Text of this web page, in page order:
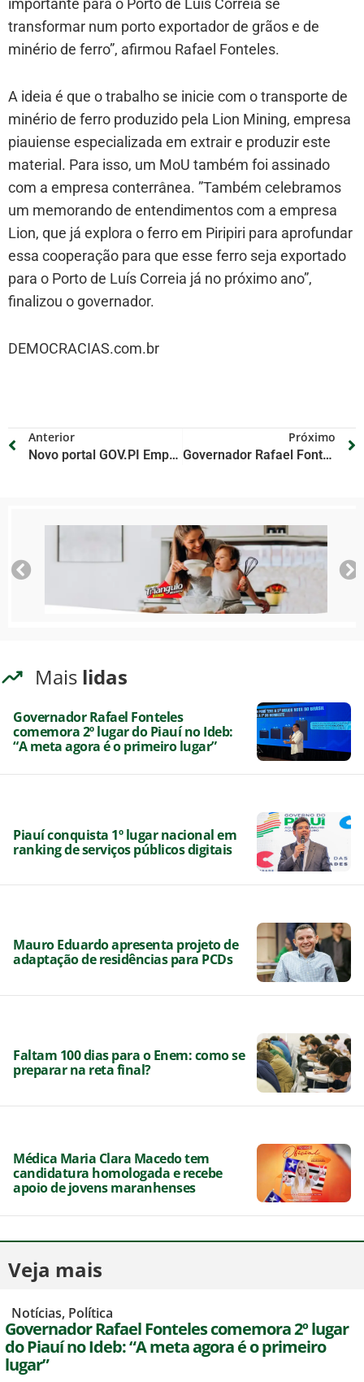
transformar num porto exportador de grãos e de
minério de ferro”, afirmou Rafael Fonteles.
A ideia é que o trabalho se inicie com o transporte de
minério de ferro produzido pela Lion Mining, empresa
piauiense especializada em extrair e produzir este
material. Para isso, um MoU também foi assinado
com a empresa conterrânea. ”Também celebramos
um memorando de entendimentos com a empresa
Lion, que já explora o ferro em Piripiri para aprofundar
essa cooperação para que esse ferro seja exportado
para o Porto de Luís Correia já no próximo ano”,
finalizou o governador.
DEMOCRACIAS.com.br
Anterior
Novo portal GOV.PI Empresas reúne serviços de vários órgãos
Próximo
Governador Rafael Fonteles assina maior nomeação de PMs da história do Piauí
Mais lidas
Governador Rafael Fonteles
comemora 2º lugar do Piauí no Ideb:
“A meta agora é o primeiro lugar”
Piauí conquista 1º lugar nacional em
ranking de serviços públicos digitais
Mauro Eduardo apresenta projeto de
adaptação de residências para PCDs
Faltam 100 dias para o Enem: como se
preparar na reta final?
Médica Maria Clara Macedo tem
candidatura homologada e recebe
apoio de jovens maranhenses
Veja mais
Notícias, Política
Governador Rafael Fonteles comemora 2º lugar
do Piauí no Ideb: “A meta agora é o primeiro
lugar”